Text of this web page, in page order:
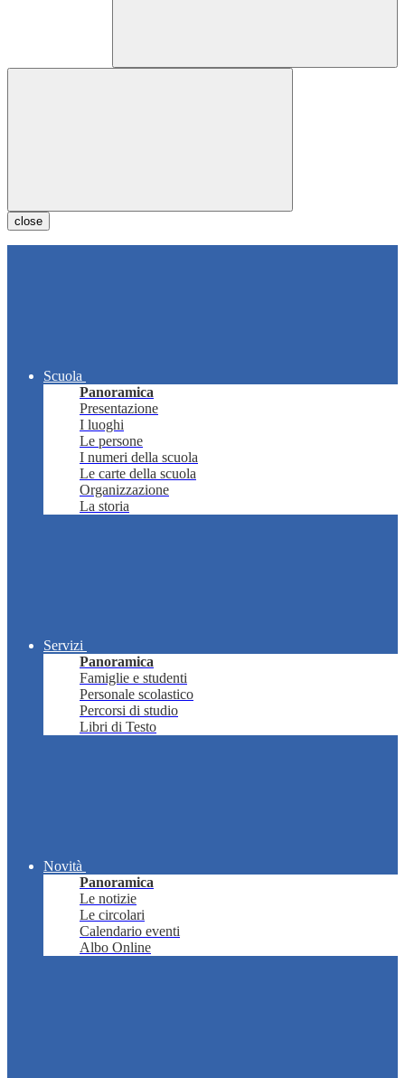
close
Scuola
Panoramica
Presentazione
I luoghi
Le persone
I numeri della scuola
Le carte della scuola
Organizzazione
La storia
Servizi
Panoramica
Famiglie e studenti
Personale scolastico
Percorsi di studio
Libri di Testo
Novità
Panoramica
Le notizie
Le circolari
Calendario eventi
Albo Online